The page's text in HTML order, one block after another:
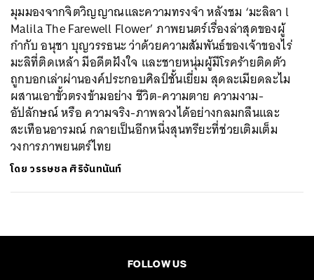
มุมมองจากจิตวิญญาณและความทรงจำ หลังชม ‘มะลิลา l
Malila The Farewell Flower’ ภาพยนตร์เรื่องล่าสุดของผู้
กำกับ อนุชา บุญวรรธนะ ว่าด้วยความสัมพันธ์ของเจ้าของไร่
มะลิที่ติดเหล้า มีอดีตฝังใจ และชายหนุ่มผู้มีโรคร้ายติดตัว
ถูกบอกเล่าผ่านองค์ประกอบศิลป์ชั้นเยี่ยม สุดละเมียดละไม
ผสานเอาขั้วตรงข้ามอย่าง ชีวิต-ความตาย ความงาม-
อัปลักษณ์ หรือ ความจริง-ภาพลวงได้อย่างกลมกลืนและ
สะเทือนอารมณ์ กลายเป็นอีกหนึ่งสุนทรียะที่ช่วยเติมเต็ม
วงการภาพยนตร์ไทย
โดยวรรษชล ศิริจันทนันท์
FOLLOW US